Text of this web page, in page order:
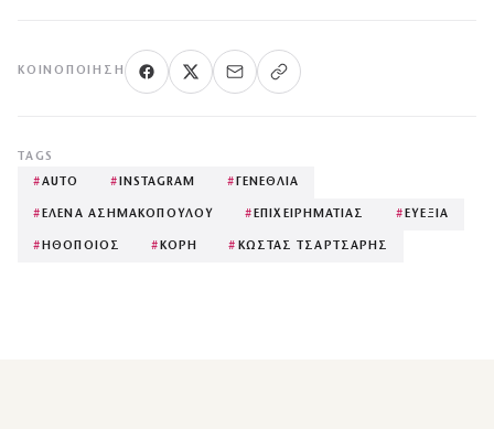
ΚΟΙΝΟΠΟΊΗΣΗ
TAGS
#AUTO # INSTAGRAM # ΓΕΝΕΘΛΙΑ
# ΕΛΕΝΑ ΑΣΗΜΑΚΟΠΟΥΛΟΥ # ΕΠΙΧΕΙΡΗΜΑΤΙΑΣ # ΕΥΕΞΙΑ
# ΗΘΟΠΟΙΟΣ # ΚΟΡΗ # ΚΩΣΤΑΣ ΤΣΑΡΤΣΑΡΗΣ